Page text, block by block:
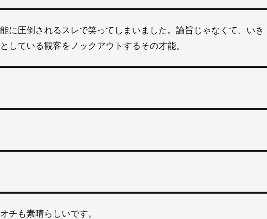
に圧倒されるスレで笑ってしまいました。論旨じゃなくて、いき
している観客をノックアウトするその才能。
チも素晴らしいです。